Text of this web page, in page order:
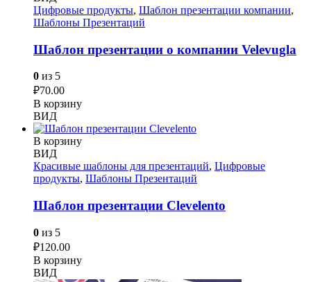
Цифровые продукты, Шаблон презентации компании,
Шаблоны Презентаций
Шаблон презентации о компании Velevugla
0 из 5
₽70.00
В корзину
ВИД
В корзину
ВИД
Красивые шаблоны для презентаций, Цифровые
продукты, Шаблоны Презентаций
Шаблон презентации Clevelento
0 из 5
₽120.00
В корзину
ВИД